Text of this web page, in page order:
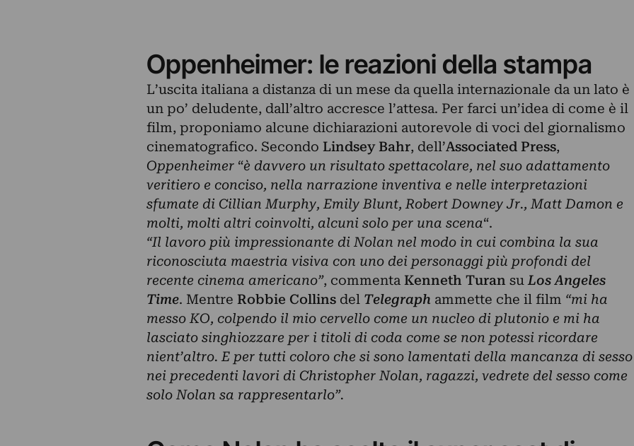
Oppenheimer: le reazioni della stampa
L’uscita italiana a distanza di un mese da quella internazionale da un lato è
un po’ deludente, dall’altro accresce l’attesa. Per farci un’idea di come è il
film, proponiamo alcune dichiarazioni autorevole di voci del giornalismo
cinematografico. Secondo Lindsey Bahr, dell’Associated Press,
Oppenheimer “è davvero un risultato spettacolare, nel suo adattamento
veritiero e conciso, nella narrazione inventiva e nelle interpretazioni
sfumate di Cillian Murphy, Emily Blunt, Robert Downey Jr., Matt Damon e
molti, molti altri coinvolti, alcuni solo per una scena“.
“Il lavoro più impressionante di Nolan nel modo in cui combina la sua
riconosciuta maestria visiva con uno dei personaggi più profondi del
recente cinema americano”, commenta Kenneth Turan suLos Angeles
Time. Mentre Robbie Collins del Telegraph ammette che il film “mi ha
messo KO, colpendo il mio cervello come un nucleo di plutonio e mi ha
lasciato singhiozzare per i titoli di coda come se non potessi ricordare
nient’altro. E per tutti coloro che si sono lamentati della mancanza di sesso
nei precedenti lavori di Christopher Nolan, ragazzi, vedrete del sesso come
solo Nolan sa rappresentarlo”.